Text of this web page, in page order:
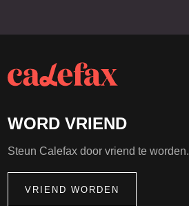
WORD VRIEND
Steun Calefax door vriend te worden.
VRIEND WORDEN